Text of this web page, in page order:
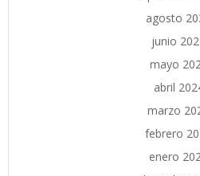
agosto
junio
mayo
abril
marzo
febrero
enero